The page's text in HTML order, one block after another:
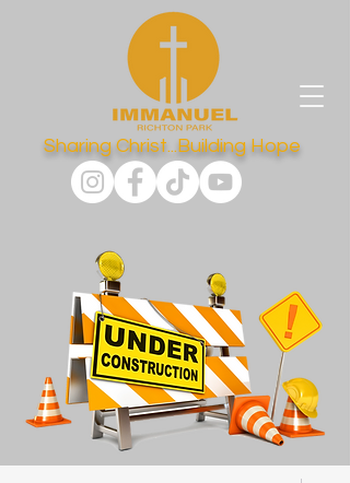
Sharing Christ...Building Hope